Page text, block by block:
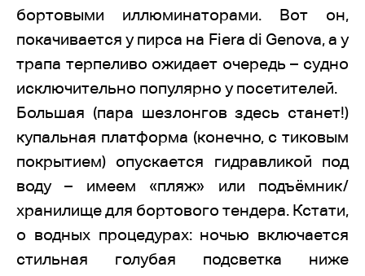
бортовыми иллюминаторами. Вот он,
покачивается у пирса на Fiera di Genova, а у
трапа терпеливо ожидает очередь – судно
исключительно популярно у посетителей.
Большая (пара шезлонгов здесь станет!)
купальная платформа (конечно, с тиковым
покрытием) опускается гидравликой под
воду – имеем «пляж» или подъёмник/
хранилище для бортового тендера. Кстати,
о водных процедурах: ночью включается
стильная голубая подсветка ниже